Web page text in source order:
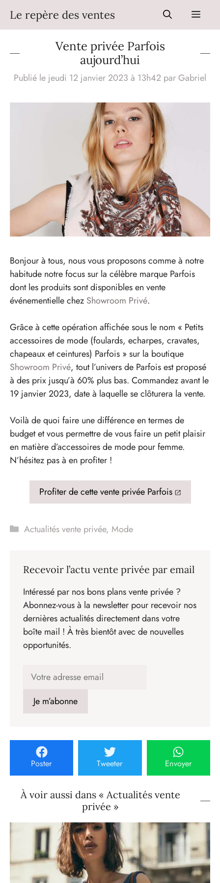
contenu
Le repère des ventes Menu
Vente privée Parfois
aujourd’hui
Publié le jeudi 12 janvier 2023 à 13h42 parGabriel
Bonjour à tous, nous vous proposons comme à notre
habitude notre focus sur la célèbre marque Parfois
dont les produits sont disponibles en vente
événementielle chez Showroom Privé.
Grâce à cette opération affichée sous le nom « Petits
accessoires de mode (foulards, echarpes, cravates,
chapeaux et ceintures) Parfois » sur la boutique
Showroom Privé, tout l’univers de Parfois est proposé
à des prix jusqu’à 60% plus bas. Commandez avant le
19 janvier 2023, date à laquelle se clôturera la vente.
Voilà de quoi faire une différence en termes de
budget et vous permettre de vous faire un petit plaisir
en matière d’accessoires de mode pour femme.
N’hésitez pas à en profiter !
Profiter de cette vente privée Parfois
Catégories
Actualités vente privée, Mode
Recevoir l’actu vente privée par email
Intéressé par nos bons plans vente privée ?
Abonnez-vous à la newsletter pour recevoir nos
dernières actualités directement dans votre
boîte mail ! À très bientôt avec de nouvelles
opportunités.
Poster Tweeter Envoyer
À voir aussi dans « Actualités vente
privée »